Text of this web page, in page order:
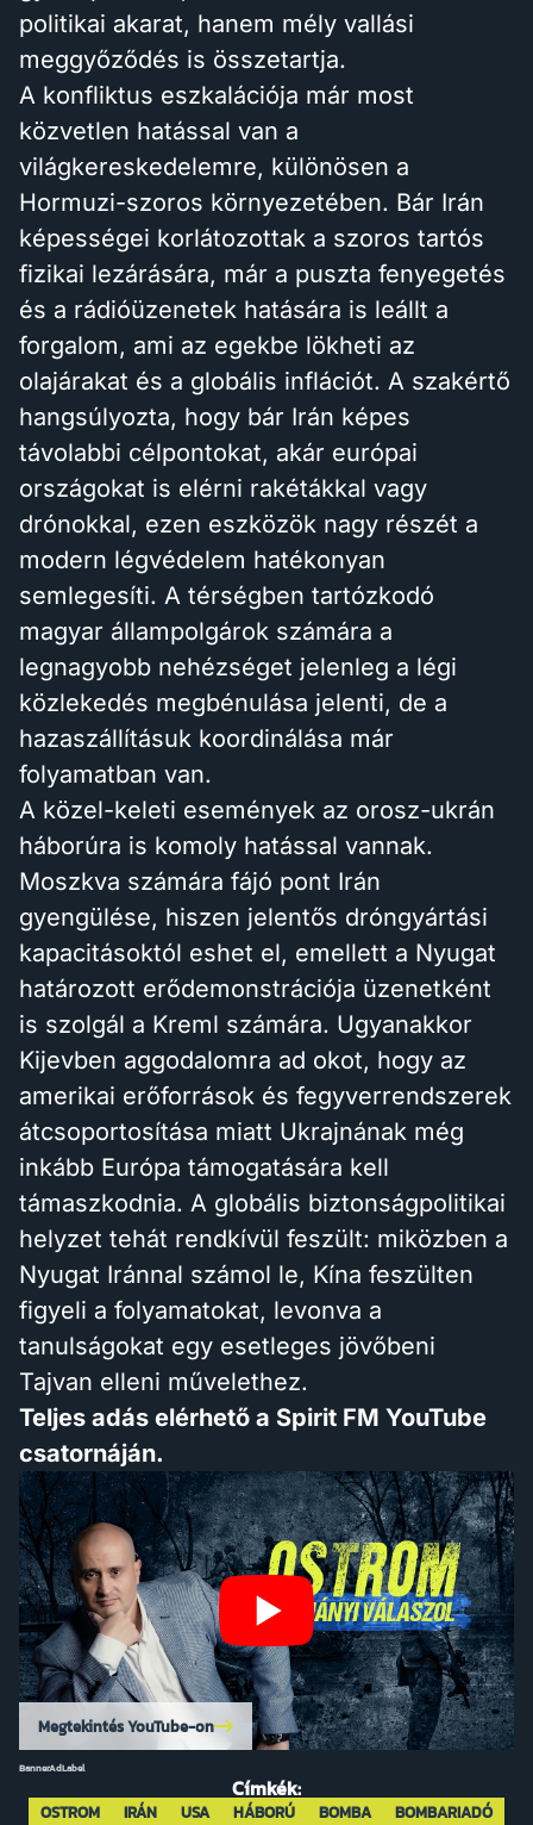
politikai akarat, hanem mély vallási
meggyőződés is összetartja.
A konfliktus eszkalációja már most
közvetlen hatással van a
világkereskedelemre, különösen a
Hormuzi-szoros környezetében. Bár Irán
képességei korlátozottak a szoros tartós
fizikai lezárására, már a puszta fenyegetés
és a rádióüzenetek hatására is leállt a
forgalom, ami az egekbe lökheti az
olajárakat és a globális inflációt. A szakértő
hangsúlyozta, hogy bár Irán képes
távolabbi célpontokat, akár európai
országokat is elérni rakétákkal vagy
drónokkal, ezen eszközök nagy részét a
modern légvédelem hatékonyan
semlegesíti. A térségben tartózkodó
magyar állampolgárok számára a
legnagyobb nehézséget jelenleg a légi
közlekedés megbénulása jelenti, de a
hazaszállításuk koordinálása már
folyamatban van.
A közel-keleti események az orosz-ukrán
háborúra is komoly hatással vannak.
Moszkva számára fájó pont Irán
gyengülése, hiszen jelentős dróngyártási
kapacitásoktól eshet el, emellett a Nyugat
határozott erődemonstrációja üzenetként
is szolgál a Kreml számára. Ugyanakkor
Kijevben aggodalomra ad okot, hogy az
amerikai erőforrások és fegyverrendszerek
átcsoportosítása miatt Ukrajnának még
inkább Európa támogatására kell
támaszkodnia. A globális biztonságpolitikai
helyzet tehát rendkívül feszült: miközben a
Nyugat Iránnal számol le, Kína feszülten
figyeli a folyamatokat, levonva a
tanulságokat egy esetleges jövőbeni
Tajvan elleni művelethez.
Teljes adás elérhető a Spirit FM YouTube
csatornáján.
Megtekintés YouTube-on
BannerAdLabel
Címkék:
OSTROM IRÁN USA HÁBORÚ BOMBA BOMBARIADÓ